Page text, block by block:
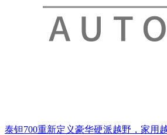
泰钽700重新定义豪华硬派越野，家用